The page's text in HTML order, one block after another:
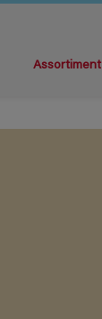
Assortiment